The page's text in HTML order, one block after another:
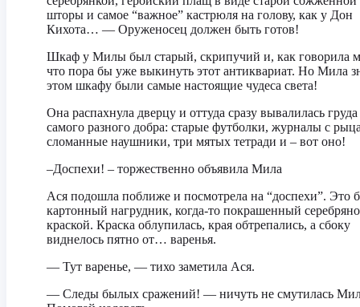
шторы и самое “важное” кастрюля на голову, как у Дон
Кихота… — Оруженосец должен быть готов!
Шкаф у Милы был старый, скрипучий и, как говорила
что пора бы уже выкинуть этот антиквариат. Но Мила
этом шкафу были самые настоящие чудеса света!
Она распахнула дверцу и оттуда сразу вывалилась груда
самого разного добра: старые футболки, журналы с
сломанные наушники, три мятых тетради и – вот оно!
–Доспехи! – торжественно объявила Мила
Ася подошла поближе и посмотрела на “доспехи”. Это
картонный нагрудник, когда-то покрашенный
краской. Краска облупилась, края обтрепались, а сбоку
виднелось пятно от… варенья.
— Тут варенье, — тихо заметила Ася.
— Следы былых сражений! — ничуть не смутилась